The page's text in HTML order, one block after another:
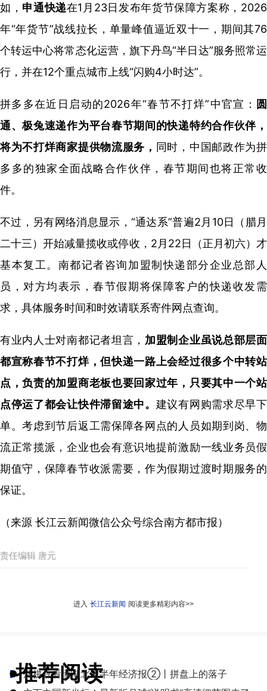
如， 申通快递在1月23日发布年货节保障方案称，2026
年“年货节”战线拉长，单量峰值逼近双十一，期间其76
个转运中心将常态化运营，旗下丹鸟“半日达”服务照常运
行，并在12个重点城市上线“闪购4小时达”。
拼多多在近日启动的2026年“春节不打烊”中官宣： 圆
通、极兔速递作为平台春节期间的快递特约合作伙伴，
将为不打烊商家提供物流服务， 同时，中国邮政作为拼
多多的独家全面战略合作伙伴，春节期间也将正常收
件。
不过，另有网络消息显示，“通达系”普遍2月10日（腊月
二十三）开始减量揽收或停收，2月22日（正月初六）才
基本复工。南都记者咨询加盟制快递部分企业总部人
员，对方均表示，春节假期将保障客户的快递收发需
求，具体服务时间和时效请联系寄件网点查询。
有业内人士对南都记者坦言， 加盟制企业虽说总部层面
都宣称春节不打烊，但快递一路上会经过很多个中转站
点，负责的加盟商老板也要回家过年，只要其中一个站
点停运了都会让快件滞留途中。 建议有网购需求尽早下
单。考虑到节后返工需保障各网点的人员如期到岗、物
流正常揽派，企业也会有意识地提前激励一线业务员假
期值守，保障春节收派需要，作为假期过渡时期服务的
保证。
（来源 长江云新闻微信公众号综合南方都市报）
责任编辑 唐元
进入 长江云新闻 阅读更多精彩内容>>
推荐阅读
● 从拼豆看懂湖北上半年经济报②丨拼盘上的落子